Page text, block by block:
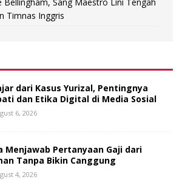
Timnas Inggris
dari Kasus Yurizal, Pentingnya
dan Etika Digital di Media Sosial
6, 2026
Menjawab Pertanyaan Gaji dari
Tanpa Bikin Canggung
4, 2026